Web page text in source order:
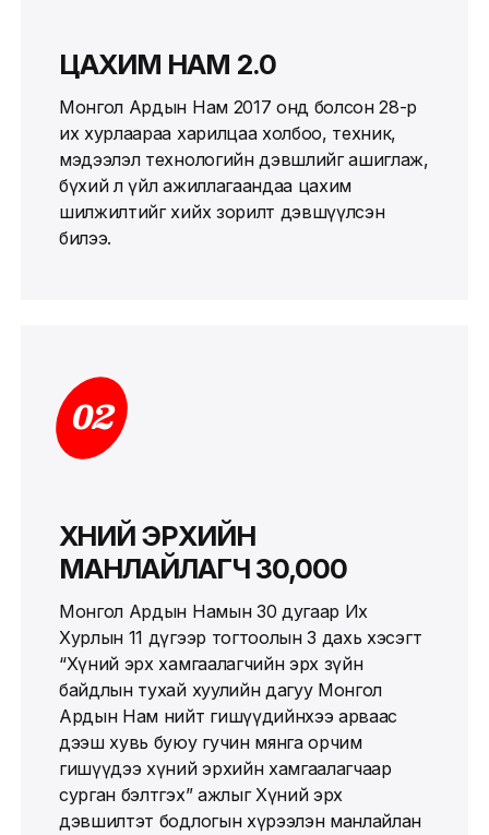
ЦАХИМ НАМ 2.0
Монгол Ардын Нам 2017 онд болсон 28-р
их хурлаараа харилцаа холбоо, техник,
мэдээлэл технологийн дэвшлийг ашиглаж,
бүхий л үйл ажиллагаандаа цахим
шилжилтийг хийх зорилт дэвшүүлсэн
билээ.
02
ХҮНИЙ ЭРХИЙН
МАНЛАЙЛАГЧ 30,000
Монгол Ардын Намын 30 дугаар Их
Хурлын 11 дүгээр тогтоолын 3 дахь хэсэгт
“Хүний эрх хамгаалагчийн эрх зүйн
байдлын тухай хуулийн дагуу Монгол
Ардын Нам нийт гишүүдийнхээ арваас
дээш хувь буюу гучин мянга орчим
гишүүдээ хүний эрхийн хамгаалагчаар
сурган бэлтгэх” ажлыг Хүний эрх
дэвшилтэт бодлогын хүрээлэн манлайлан